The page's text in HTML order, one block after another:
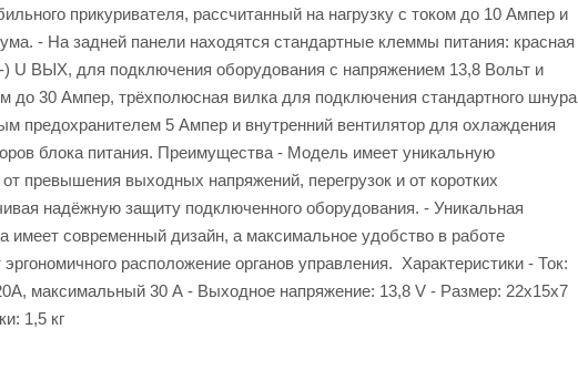
прикуривателя, рассчитанный на нагрузку с током до 10 Ампер и
- На задней панели находятся стандартные клеммы питания: красная
U ВЫХ, для подключения оборудования с напряжением 13,8 Вольт и
до 30 Ампер, трёхполюсная вилка для подключения стандартного шнура
предохранителем 5 Ампер и внутренний вентилятор для охлаждения
блока питания. Преимущества - Модель имеет уникальную
превышения выходных напряжений, перегрузок и от коротких
надёжную защиту подключенного оборудования. - Уникальная
имеет современный дизайн, а максимальное удобство в работе
эргономичного расположение органов управления. Характеристики - Ток:
максимальный 30 А - Выходное напряжение: 13,8 V - Размер: 22х15х7
1,5 кг